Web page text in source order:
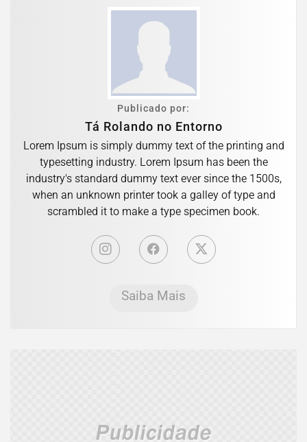
Publicado por:
Tá Rolando no Entorno
Lorem Ipsum is simply dummy text of the printing and
typesetting industry. Lorem Ipsum has been the
industry's standard dummy text ever since the 1500s,
when an unknown printer took a galley of type and
scrambled it to make a type specimen book.
Saiba Mais